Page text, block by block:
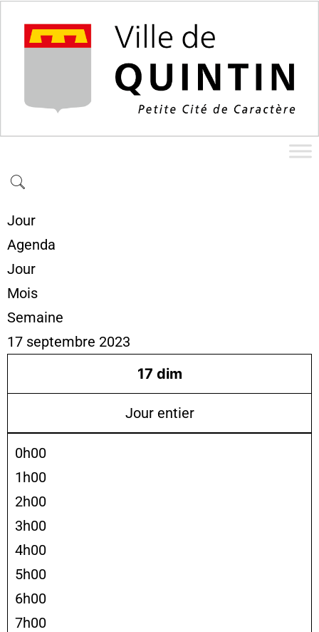
Jour
Agenda
Jour
Mois
Semaine
17 septembre 2023
17 dim
Jour entier
0h00
1h00
2h00
3h00
4h00
5h00
6h00
7h00